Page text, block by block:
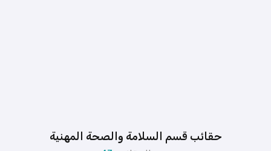
حقائب قسم السلامة والصحة المهنية